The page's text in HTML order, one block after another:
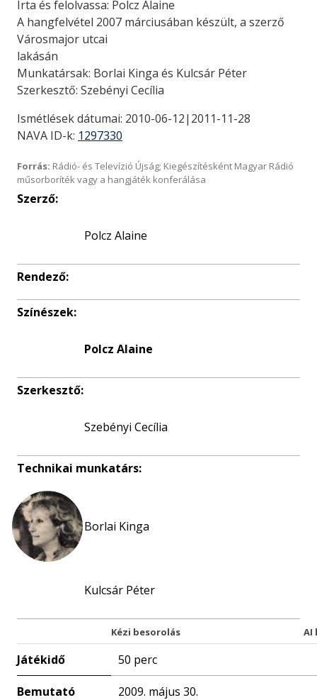
Írta és felolvassa: Polcz Alaine
A hangfelvétel 2007 márciusában készült, a szerző
Városmajor utcai
lakásán
Munkatársak: Borlai Kinga és Kulcsár Péter
Szerkesztő: Szebényi Cecília
Ismétlések dátumai: 2010-06-12|2011-11-28
NAVA ID-k: 1297330
Forrás: Rádió- és Televízió Újság; Kiegészítésként Magyar Rádió
műsorboríték vagy a hangjáték konferálása
Szerző:
Polcz Alaine
Rendező:
Színészek:
Polcz Alaine
Szerkesztő:
Szebényi Cecília
Technikai munkatárs:
Borlai Kinga
Kulcsár Péter
Kézi besorolás AI
Játékidő 50 perc
Bemutató 2009. május 30.